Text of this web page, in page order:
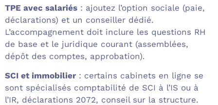
TPE avec salariés : ajoutez l’option sociale (paie,
déclarations) et un conseiller dédié.
L’accompagnement doit inclure les questions RH
de base et le juridique courant (assemblées,
dépôt des comptes, approbation).
SCI et immobilier : certains cabinets en ligne se
sont spécialisés comptabilité de SCI à l’IS ou à
l’IR, déclarations 2072, conseil sur la structure.